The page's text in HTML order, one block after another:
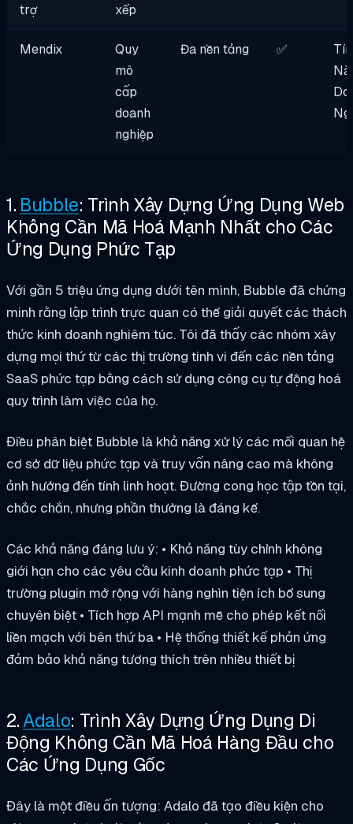
trợ
xếp
Mendix
Quy
mô
cấp
doanh
nghiệp
Đa nền tảng ✅
1. Bubble: Trình Xây Dựng Ứng Dụng Web
Không Cần Mã Hoá Mạnh Nhất cho Các
Ứng Dụng Phức Tạp
Với gần 5 triệu ứng dụng dưới tên mình, Bubble đã chứng
minh rằng lập trình trực quan có thể giải quyết các thách
thức kinh doanh nghiêm túc. Tôi đã thấy các nhóm xây
dựng mọi thứ từ các thị trường tinh vi đến các nền tảng
SaaS phức tạp bằng cách sử dụng công cụ tự động hoá
quy trình làm việc của họ.
Điều phân biệt Bubble là khả năng xử lý các mối quan hệ
cơ sở dữ liệu phức tạp và truy vấn nâng cao mà không
ảnh hưởng đến tính linh hoạt. Đường cong học tập tồn tại,
chắc chắn, nhưng phần thưởng là đáng kể.
Các khả năng đáng lưu ý: • Khả năng tùy chỉnh không
giới hạn cho các yêu cầu kinh doanh phức tạp • Thị
trường plugin mở rộng với hàng nghìn tiện ích bổ sung
chuyên biệt • Tích hợp API mạnh mẽ cho phép kết nối
liền mạch với bên thứ ba • Hệ thống thiết kế phản ứng
đảm bảo khả năng tương thích trên nhiều thiết bị
2.Adalo: Trình Xây Dựng Ứng Dụng Di
Động Không Cần Mã Hoá Hàng Đầu cho
Các Ứng Dụng Gốc
Đây là một điều ấn tượng: Adalo đã tạo điều kiện cho